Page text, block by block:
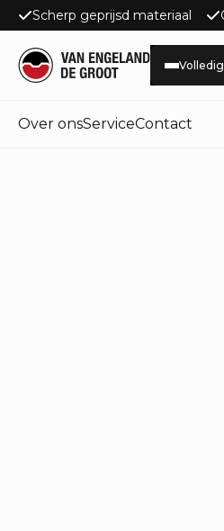
Scherp geprijsd materiaal
Over onsServiceContact